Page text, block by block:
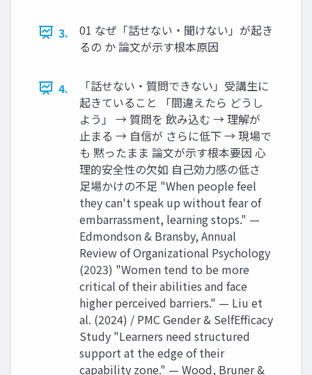
3.
01 なぜ「話せない・聞けない」が起き
るの か 論文が示す根本原因
4.
「話せない・質問できない」受講生に
起きていること 「間違えたら どうし
よう」 → 質問を 飲み込む → 理解が
止まる → 自信が さらに低下 → 現場で
も 黙ったまま 論文が示す根本要因 心
理的安全性の欠如 自己効力感の低さ
足場かけの不足 "When people feel
they can't speak up without fear of
embarrassment, learning stops." —
Edmondson & Bransby, Annual
Review of Organizational Psychology
(2023) "Women tend to be more
critical of their abilities and face
higher perceived barriers." — Liu et
al. (2024) / PMC Gender & SelfEfficacy
Study "Learners need structured
support at the edge of their
capability zone." — Wood, Bruner &